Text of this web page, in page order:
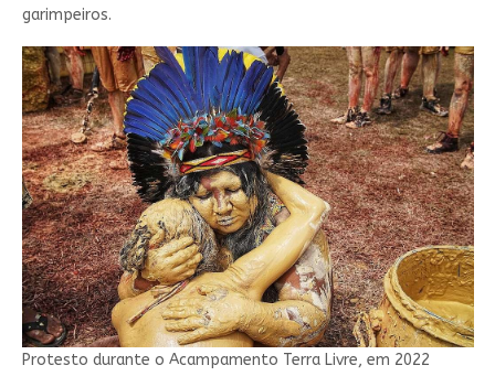
garimpeiros.
Protesto durante o Acampamento Terra Livre, em 2022